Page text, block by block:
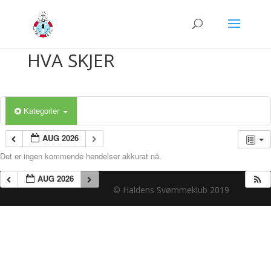
HVA SKJER
Kategorier
AUG 2026
Det er ingen kommende hendelser akkurat nå.
AUG 2026
© Haldens Svømmeklub 2019